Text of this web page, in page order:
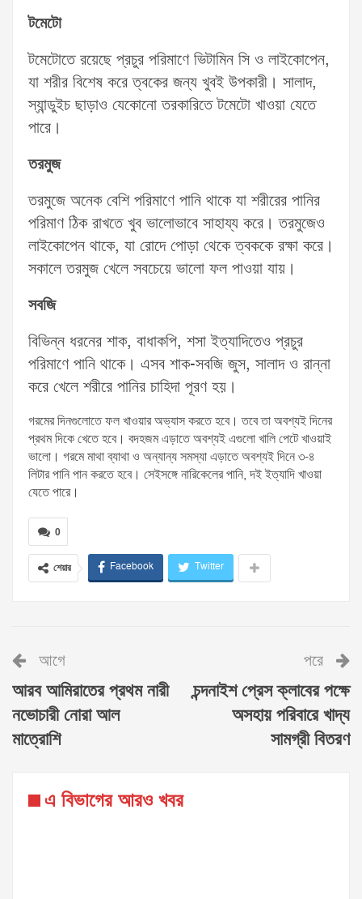
টমেটো
টমেটোতে রয়েছে প্রচুর পরিমাণে ভিটামিন সি ও লাইকোপেন,
যা শরীর বিশেষ করে ত্বকের জন্য খুবই উপকারী। সালাদ,
স্যান্ডুইচ ছাড়াও যেকোনো তরকারিতে টমেটো খাওয়া যেতে
পারে।
তরমুজ
তরমুজে অনেক বেশি পরিমাণে পানি থাকে যা শরীরের পানির
পরিমাণ ঠিক রাখতে খুব ভালোভাবে সাহায্য করে। তরমুজেও
লাইকোপেন থাকে, যা রোদে পোড়া থেকে ত্বককে রক্ষা করে।
সকালে তরমুজ খেলে সবচেয়ে ভালো ফল পাওয়া যায়।
সবজি
বিভিন্ন ধরনের শাক, বাধাকপি, শসা ইত্যাদিতেও প্রচুর
পরিমাণে পানি থাকে। এসব শাক-সবজি জুস, সালাদ ও রান্না
করে খেলে শরীরে পানির চাহিদা পূরণ হয়।
গরমের দিনগুলোতে ফল খাওয়ার অভ্যাস করতে হবে। তবে তা অবশ্যই দিনের
প্রথম দিকে খেতে হবে। বদহজম এড়াতে অবশ্যই এগুলো খালি পেটে খাওয়াই
ভালো। গরমে মাথা ব্যাথা ও অন্যান্য সমস্যা এড়াতে অবশ্যই দিনে ৩-৪
লিটার পানি পান করতে হবে। সেইসঙ্গে নারিকেলের পানি, দই ইত্যাদি খাওয়া
যেতে পারে।
0
শেয়ার Facebook Twitter
আগে
আরব আমিরাতের প্রথম নারী
নভোচারী নোরা আল
মাত্রোশি
পরে
চন্দনাইশ প্রেস ক্লাবের পক্ষে
অসহায় পরিবারে খাদ্য
সামগ্রী বিতরণ
এ বিভাগের আরও খবর